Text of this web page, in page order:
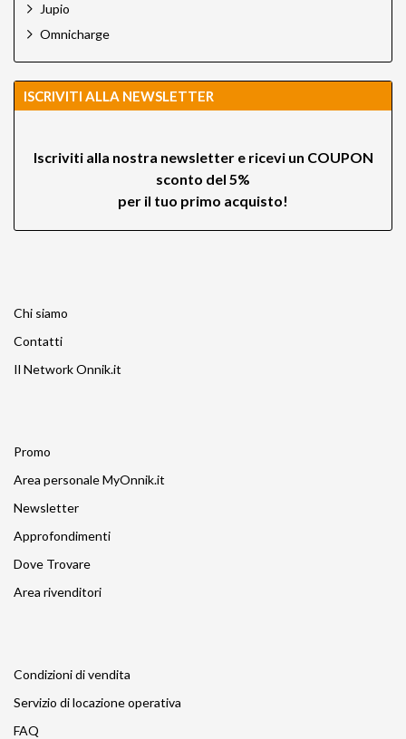
Jupio
Omnicharge
ISCRIVITI ALLA NEWSLETTER
Iscriviti alla nostra newsletter e ricevi un COUPON
sconto del 5%
per il tuo primo acquisto!
Chi siamo
Contatti
Il Network Onnik.it
Promo
Area personale MyOnnik.it
Newsletter
Approfondimenti
Dove Trovare
Area rivenditori
Condizioni di vendita
Servizio di locazione operativa
FAQ